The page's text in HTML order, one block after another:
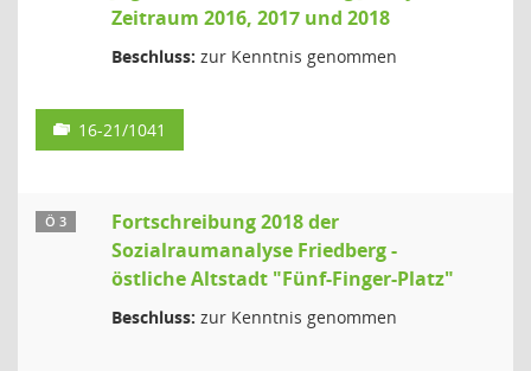
Zeitraum 2016, 2017 und 2018
Beschluss: zur Kenntnis genommen
16-21/1041
Ö 3
Fortschreibung 2018 der
Sozialraumanalyse Friedberg -
östliche Altstadt "Fünf-Finger-Platz"
Beschluss: zur Kenntnis genommen